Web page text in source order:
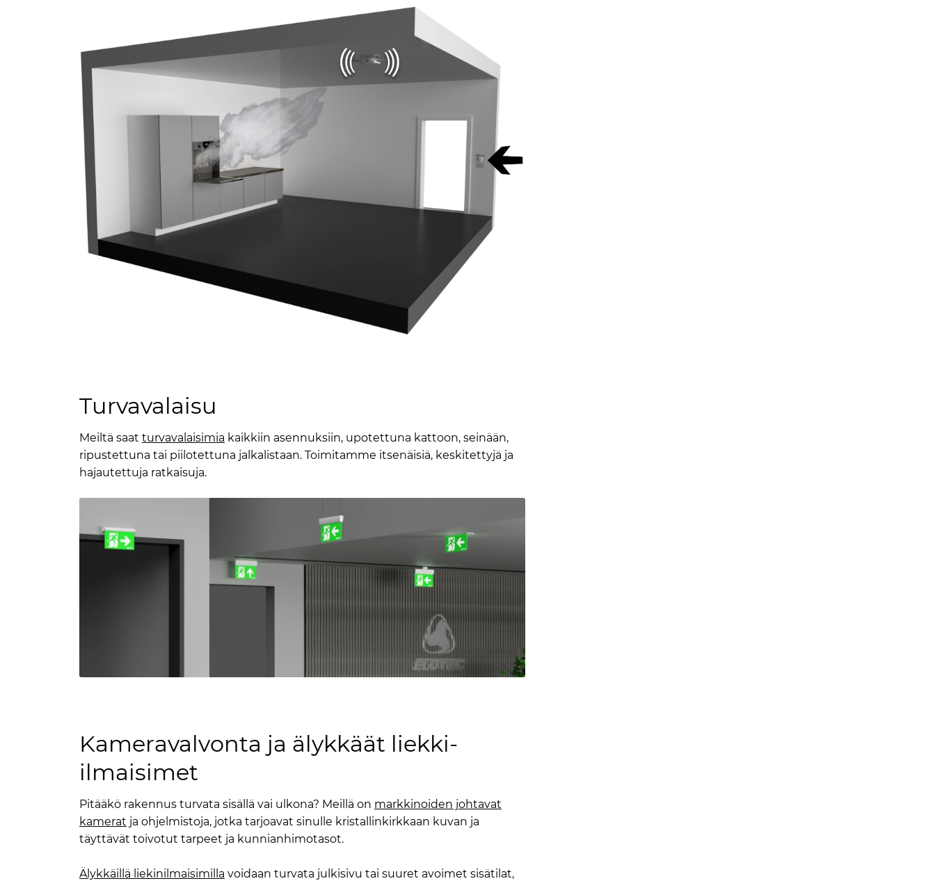
Turvavalaisu
Meiltä saat turvavalaisimia kaikkiin asennuksiin, upotettuna kattoon, seinään,
ripustettuna tai piilotettuna jalkalistaan. Toimitamme itsenäisiä, keskitettyjä ja
hajautettuja ratkaisuja.
Kameravalvonta ja älykkäät liekki-
ilmaisimet
Pitääkö rakennus turvata sisällä vai ulkona? Meillä on markkinoiden johtavat
kamerat ja ohjelmistoja, jotka tarjoavat sinulle kristallinkirkkaan kuvan ja
täyttävät toivotut tarpeet ja kunnianhimotasot.
Älykkäillä liekinilmaisimilla voidaan turvata julkisivu tai suuret avoimet sisätilat,